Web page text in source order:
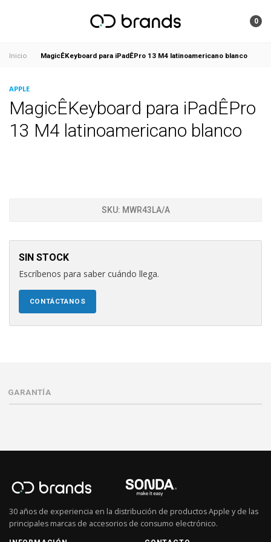
0
Inicio MagicÊKeyboard para iPadÊPro 13 M4 latinoamericano blanco
APPLE
MagicÊKeyboard para iPadÊPro
13 M4 latinoamericano blanco
SKU: MWR43LA/A
SIN STOCK
Escríbenos para saber cuándo llega.
CONTÁCTANOS
GARANTÍA
30 años de experiencia en la distribución de productos Apple y de las
principales marcas de accesorios de consumo electrónico.